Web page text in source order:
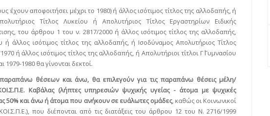
έχουν αποφοιτήσει μέχρι το 1980) ή άλλος ισότιμος τίτλος της αλλοδαπής, ή
Τίτλος Λυκείου ή Απολυτήριος Τίτλος Εργαστηρίων Ειδικής
του άρθρου 1 του ν. 2817/2000 ή άλλος ισότιμος τίτλος της αλλοδαπής,
ή άλλος ισότιμος τίτλος της αλλοδαπής, ή Ισοδύναμος Απολυτήριος Τίτλος
ή άλλος ισότιμος τίτλος της αλλοδαπής, ή Απολυτήριοι τίτλοι Γ΄ Γυμνασίου
1980 θα γίνονται δεκτοί.
θέσεων και άνω, θα επιλεγούν για τις παραπάνω θέσεις μέλη/
Καβάλας (λήπτες υπηρεσιών ψυχικής υγείας - άτομα με ψυχικές
50% και άνω ή άτομα που ανήκουν σε ευάλωτες ομάδες, καθώς οι Κοινωνικοί
που διέπονται από τις διατάξεις του άρθρου 12 του Ν. 2716/1999